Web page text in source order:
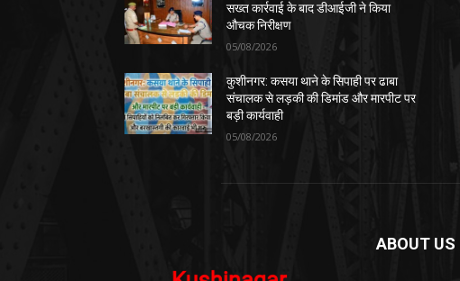
सख्त कार्रवाई के बाद डीआईजी ने किया
औचक निरीक्षण
05/08/2026
कुशीनगर: कसया थाने के सिपाही पर ढाबा
संचालक से लड़की की डिमांड और मारपीट पर
बड़ी कार्यवाही
05/08/2026
ABOUT US